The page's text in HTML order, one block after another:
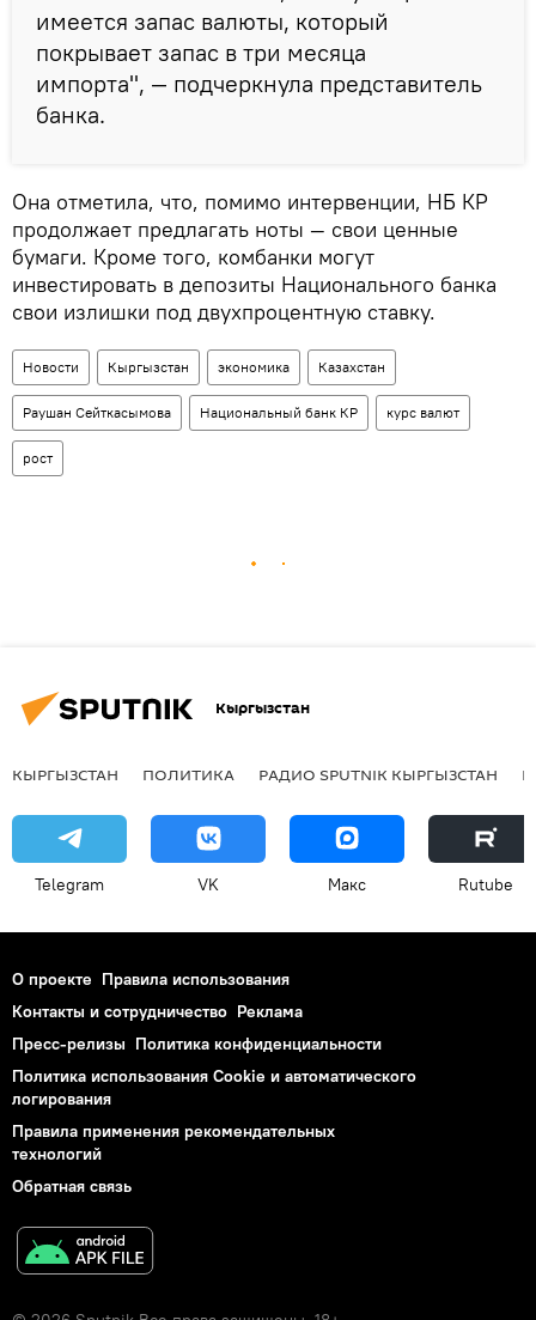
имеется запас валюты, который
покрывает запас в три месяца
импорта", — подчеркнула представитель
банка.
Она отметила, что, помимо интервенции, НБ КР
продолжает предлагать ноты — свои ценные
бумаги. Кроме того, комбанки могут
инвестировать в депозиты Национального банка
свои излишки под двухпроцентную ставку.
Новости Кыргызстан экономика Казахстан
Раушан Сейткасымова Национальный банк КР курс валют
рост
Кыргызстан
КЫРГЫЗСТАН ПОЛИТИКА РАДИО SPUTNIK КЫРГЫЗСТАН
Telegram VK Макс Rutube
О проекте Правила использования
Контакты и сотрудничество Реклама
Пресс-релизы Политика конфиденциальности
Политика использования Cookie и автоматического
логирования
Правила применения рекомендательных
технологий
Обратная связь